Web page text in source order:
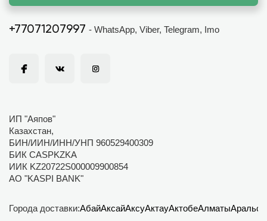
+77071207997 - WhatsApp, Viber, Telegram, Imo
ИП "Аяпов"
Казахстан,
БИН/ИИН/ИНН/УНП 960529400309
БИК CASPKZKA
ИИК KZ20722S000009900854
АО "KASPI BANK"
Города доставки:АбайАксайАксуАктауАктобеАлматыАральск